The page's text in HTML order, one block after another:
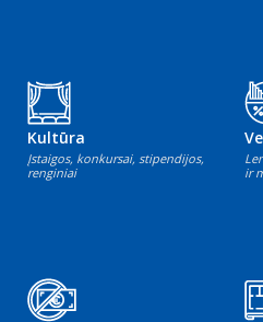
Kultūra
Įstaigos, konkursai, stipendijos,
renginiai
ir